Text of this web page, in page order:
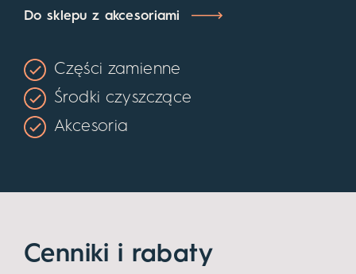
Do sklepu z akcesoriami
Części zamienne
Środki czyszczące
Akcesoria
Cenniki i rabaty